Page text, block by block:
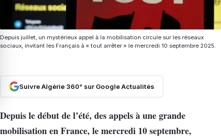
Depuis juillet, un mystérieux appel à la mobilisation circule sur les réseaux
sociaux, invitant les Français à « tout arrêter » le mercredi 10 septembre 2025.
Suivre Algérie 360° sur Google Actualités
Depuis le début de l’été, des appels à une grande
mobilisation en France, le mercredi 10 septembre,